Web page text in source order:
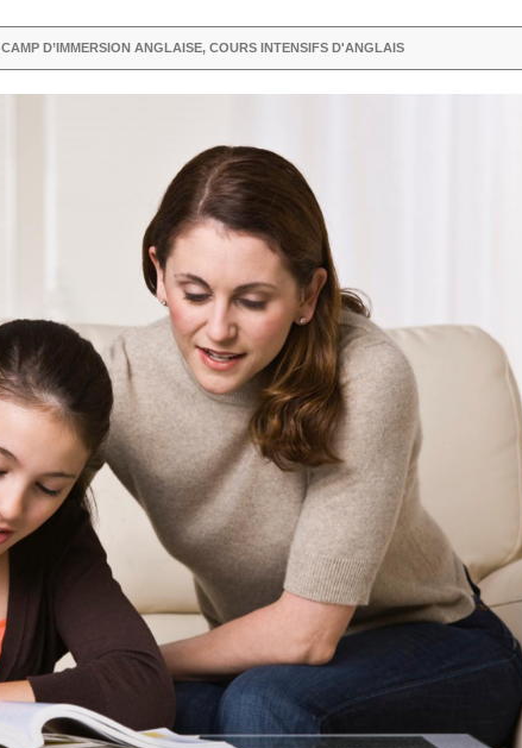
CAMP D’IMMERSION ANGLAISE, COURS INTENSIFS D'ANGLAIS